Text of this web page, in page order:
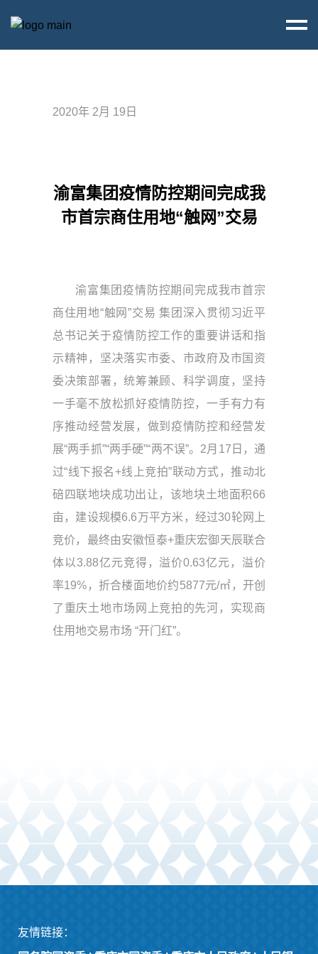
2020年 2月 19日
渝富集团疫情防控期间完成我
市首宗商住用地“触网”交易
渝富集团疫情防控期间完成我市首宗
商住用地“触网”交易 集团深入贯彻习近平
总书记关于疫情防控工作的重要讲话和指
示精神，坚决落实市委、市政府及市国资
委决策部署，统筹兼顾、科学调度，坚持
一手毫不放松抓好疫情防控，一手有力有
序推动经营发展，做到疫情防控和经营发
展“两手抓”“两手硬”“两不误”。2月17日，通
过“线下报名+线上竞拍”联动方式，推动北
碚四联地块成功出让，该地块土地面积66
亩，建设规模6.6万平方米，经过30轮网上
竞价，最终由安徽恒泰+重庆宏御天辰联合
体以3.88亿元竞得，溢价0.63亿元，溢价
率19%，折合楼面地价约5877元/㎡，开创
了重庆土地市场网上竞拍的先河，实现商
住用地交易市场 “开门红”。
友情链接：